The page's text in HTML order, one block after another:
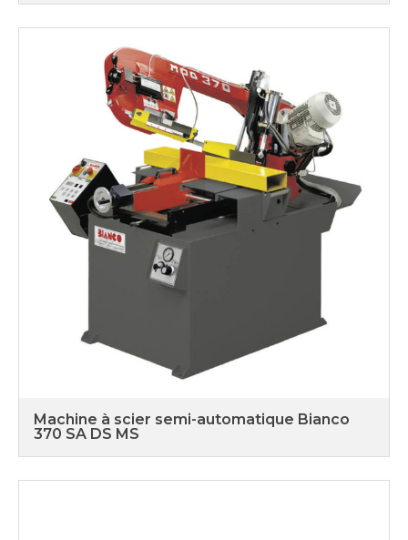
Machine à scier semi-automatique Bianco
370 SA DS MS